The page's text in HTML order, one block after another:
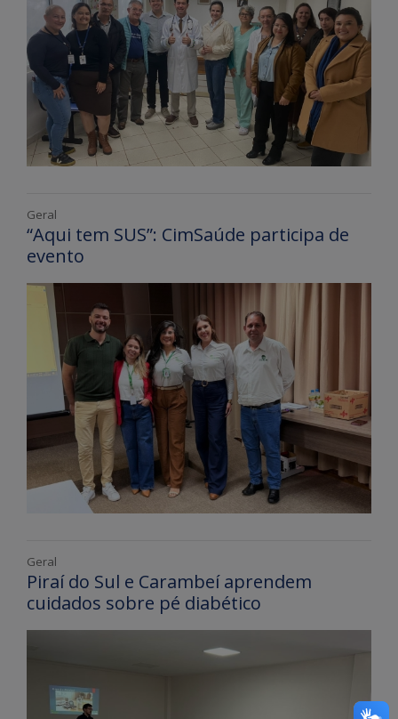
Geral
“Aqui tem SUS”: CimSaúde participa de
evento
Geral
Piraí do Sul e Carambeí aprendem
cuidados sobre pé diabético